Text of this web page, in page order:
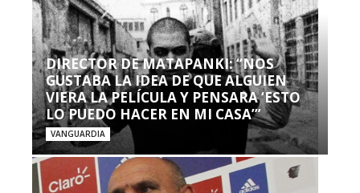
DIRECTOR DE MATAPANKI: “NOS
GUSTABA LA IDEA DE QUE ALGUIEN
VIERA LA PELÍCULA Y PENSARA ‘ESTO
LO PUEDO HACER EN MI CASA’”
VANGUARDIA